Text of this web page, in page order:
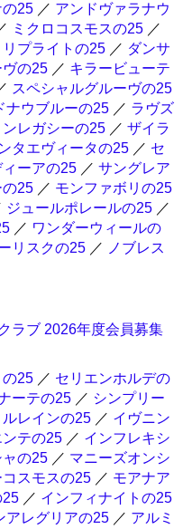
の25 ／ アンドヴァラナウ
ミクロコスモスの25 ／
リプライトの25 ／ ダンサ
の25 ／ キラービューテ
スペシャルグルーヴの25
ナウブルーの25 ／ ラヴズ
ンレガシーの25 ／ ザイラ
タエヴィータの25 ／ セ
ーアの25 ／ サングレア
の25 ／ モンファボリの25
ジュールポレールの25 ／
／ ワンダーウィールの
リスクの25 ／ ノブレス
ラブ 2026年度会員募集
の25 ／ セリエンホルデの
ーテの25 ／ シンプリー
ルレインの25 ／ イヴニン
ンテの25 ／ インフレキシ
の25 ／ マニーズオンシ
スモスの25 ／ モアナア
25 ／ インフィナイトの25
アレグリアの25 ／ アルミ